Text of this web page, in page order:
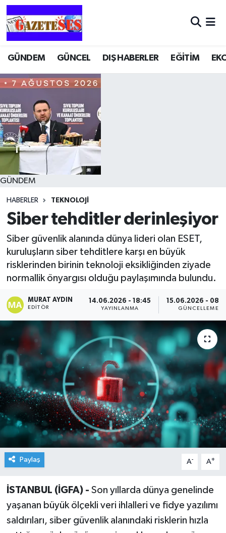
GÜNDEM GÜNCEL DIŞ HABERLER EĞİTİM
GÜNDEM
HABERLER TEKNOLOJİ
Siber tehditler derinleşiyor
Siber güvenlik alanında dünya lideri olan ESET,
kuruluşların siber tehditlere karşı en büyük
risklerinden birinin teknoloji eksikliğinden ziyade
normallik önyargısı olduğu paylaşımında bulundu.
MURAT AYDIN
EDITÖR
14.06.2026 - 18:45
YAYINLANMA
15.06.2026 -
GÜNCELLEME
Paylaş A- A+
İSTANBUL (İGFA) - Son yıllarda dünya genelinde
yaşanan büyük ölçekli veri ihlalleri ve fidye yazılımı
saldırıları, siber güvenlik alanındaki risklerin hızla